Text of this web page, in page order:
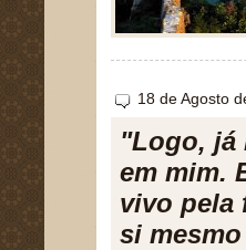
18 de Agosto
"Logo, já
em mim.
vivo pela
si